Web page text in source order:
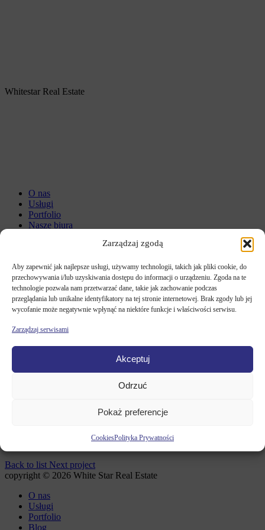
Zarządzaj zgodą
Aby zapewnić jak najlepsze usługi, używamy technologii, takich jak pliki cookie, do
przechowywania i/lub uzyskiwania dostępu do informacji o urządzeniu. Zgoda na te
technologie pozwala nam przetwarzać dane, takie jak zachowanie podczas
przeglądania lub unikalne identyfikatory na tej stronie internetowej. Brak zgody lub jej
wycofanie może negatywnie wpłynąć na niektóre funkcje i właściwości serwisu.
Zarządzaj serwisami
Akceptuj
Odrzuć
Pokaż preferencje
CookiesPolityka Prywatności
Whitestar Real Estate
O nas
Usługi
Portfolio
Nasze biura
Kontakt
Aktualności
WHITE STAR REAL ESTATE /PORTFOLIO
Back to list Next project
copyright © 2026 White Star Real Estate
O nas
Usługi
Portfolio
Blog